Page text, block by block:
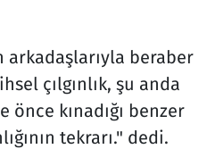
arkadaşlarıyla beraber
çılgınlık, şu anda
kınadığı benzer
tekrarı." dedi.